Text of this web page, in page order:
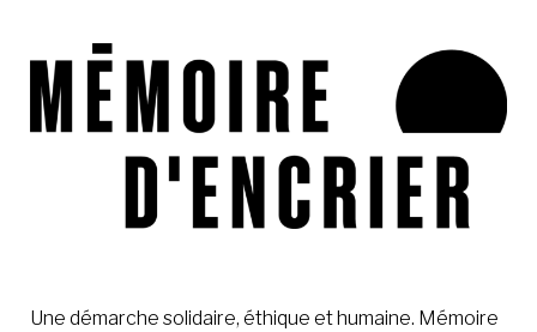
Une démarche solidaire, éthique et humaine. Mémoire